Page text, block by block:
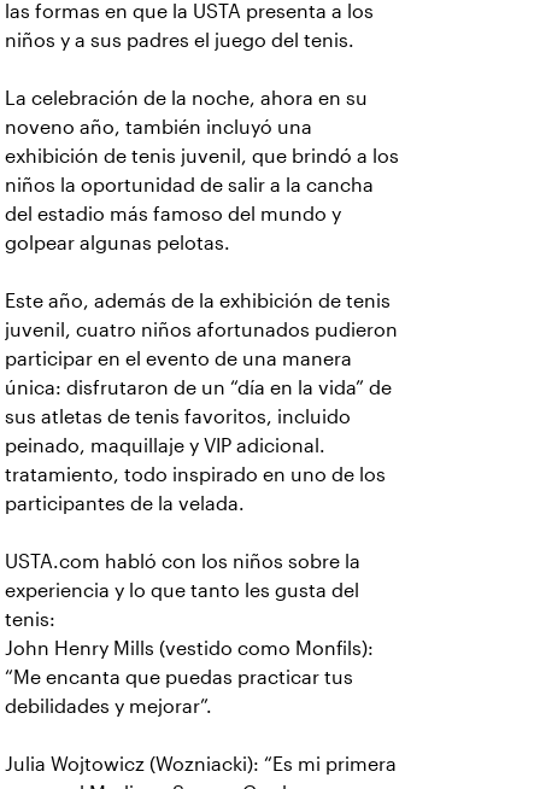
las formas en que la USTA presenta a los
niños y a sus padres el juego del tenis.
La celebración de la noche, ahora en su
noveno año, también incluyó una
exhibición de tenis juvenil, que brindó a los
niños la oportunidad de salir a la cancha
del estadio más famoso del mundo y
golpear algunas pelotas.
Este año, además de la exhibición de tenis
juvenil, cuatro niños afortunados pudieron
participar en el evento de una manera
única: disfrutaron de un “día en la vida” de
sus atletas de tenis favoritos, incluido
peinado, maquillaje y VIP adicional.
tratamiento, todo inspirado en uno de los
participantes de la velada.
USTA.com habló con los niños sobre la
experiencia y lo que tanto les gusta del
tenis:
John Henry Mills (vestido como Monfils):
“Me encanta que puedas practicar tus
debilidades y mejorar”.
Julia Wojtowicz (Wozniacki): “Es mi primera